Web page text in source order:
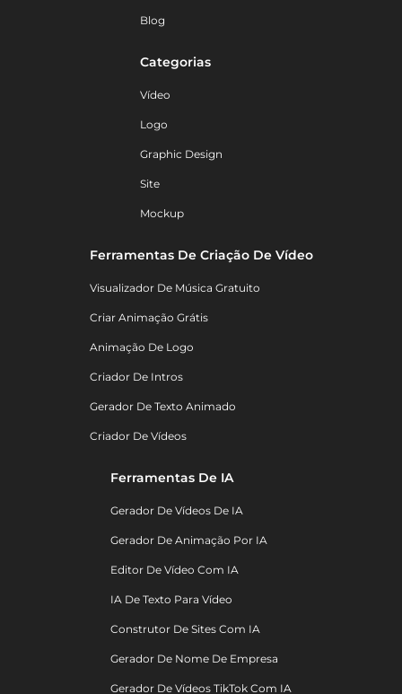
Blog
Categorias
Vídeo
Logo
Graphic Design
Site
Mockup
Ferramentas De Criação De Vídeo
Visualizador De Música Gratuito
Criar Animação Grátis
Animação De Logo
Criador De Intros
Gerador De Texto Animado
Criador De Vídeos
Ferramentas De IA
Gerador De Vídeos De IA
Gerador De Animação Por IA
Editor De Vídeo Com IA
IA De Texto Para Vídeo
Construtor De Sites Com IA
Gerador De Nome De Empresa
Gerador De Vídeos TikTok Com IA